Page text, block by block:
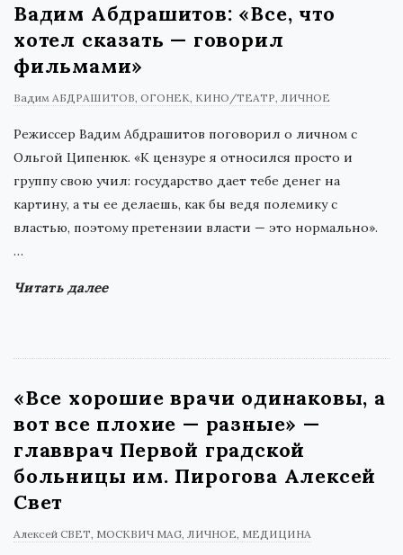
Вадим Абдрашитов: «Все, что
хотел сказать — говорил
фильмами»
Вадим АБДРАШИТОВ ОГОНЕК КИНО/ТЕАТР ЛИЧНОЕ
Режиссер Вадим Абдрашитов поговорил о личном с
Ольгой Ципенюк. «К цензуре я относился просто и
группу свою учил: государство дает тебе денег на
картину, а ты ее делаешь, как бы ведя полемику с
властью, поэтому претензии власти — это нормально».
…
Читать далее
«Все хорошие врачи одинаковы, а
вот все плохие — разные» —
главврач Первой градской
больницы им. Пирогова Алексей
Свет
Алексей СВЕТ МОСКВИЧ MAG ЛИЧНОЕ МЕДИЦИНА